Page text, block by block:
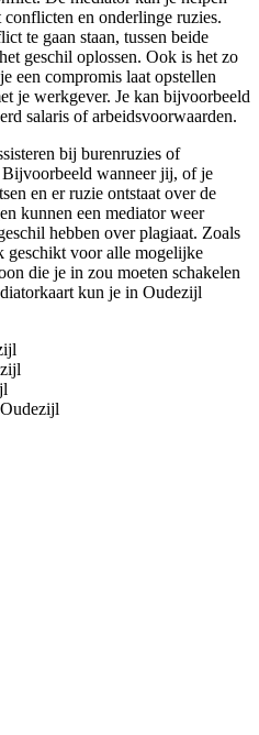
en onderlinge ruzies.
te gaan staan, tussen beide
geschil oplossen. Ook is het zo
een compromis laat opstellen
je werkgever. Je kan bijvoorbeeld
salaris of arbeidsvoorwaarden.
bij burenruzies of
wanneer jij, of je
en er ruzie ontstaat over de
kunnen een mediator weer
hebben over plagiaat. Zoals
geschikt voor alle mogelijke
die je in zou moeten schakelen
kun je in Oudezijl